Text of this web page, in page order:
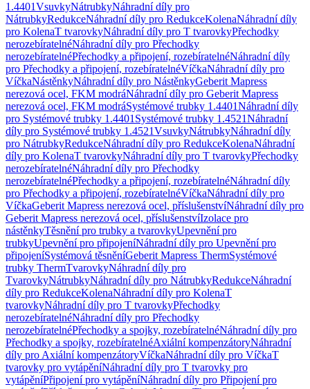
1.4401VsuvkyNátrubkyNáhradní díly pro
NátrubkyRedukceNáhradní díly pro RedukceKolenaNáhradní díly
pro KolenaT tvarovkyNáhradní díly pro T tvarovkyPřechodky
nerozebíratelnéNáhradní díly pro Přechodky
nerozebíratelnéPřechodky a připojení, rozebíratelnéNáhradní díly
pro Přechodky a připojení, rozebíratelnéVíčkaNáhradní díly pro
VíčkaNástěnkyNáhradní díly pro NástěnkyGeberit Mapress
nerezová ocel, FKM modráNáhradní díly pro Geberit Mapress
nerezová ocel, FKM modráSystémové trubky 1.4401Náhradní díly
pro Systémové trubky 1.4401 Systémové trubky 1.4521Náhradní
díly pro Systémové trubky 1.4521VsuvkyNátrubkyNáhradní díly
pro NátrubkyRedukceNáhradní díly pro RedukceKolenaNáhradní
díly pro KolenaT tvarovkyNáhradní díly pro T tvarovkyPřechodky
nerozebíratelnéNáhradní díly pro Přechodky
nerozebíratelnéPřechodky a připojení, rozebíratelnéNáhradní díly
pro Přechodky a připojení, rozebíratelnéVíčkaNáhradní díly pro
VíčkaGeberit Mapress nerezová ocel, příslušenstvíNáhradní díly pro
Geberit Mapress nerezová ocel, příslušenstvíIzolace pro
nástěnkyTěsnění pro trubky a tvarovkyUpevnění pro
trubkyUpevnění pro připojeníNáhradní díly pro Upevnění pro
připojeníSystémová těsněníGeberit Mapress ThermSystémové
trubky ThermTvarovkyNáhradní díly pro
TvarovkyNátrubkyNáhradní díly pro NátrubkyRedukceNáhradní
díly pro RedukceKolenaNáhradní díly pro KolenaT
tvarovkyNáhradní díly pro T tvarovkyPřechodky
nerozebíratelnéNáhradní díly pro Přechodky
nerozebíratelnéPřechodky a spojky, rozebíratelnéNáhradní díly pro
Přechodky a spojky, rozebíratelnéAxiální kompenzátoryNáhradní
díly pro Axiální kompenzátoryVíčkaNáhradní díly pro VíčkaT
tvarovky pro vytápěníNáhradní díly pro T tvarovky pro
vytápěníPřipojení pro vytápěníNáhradní díly pro Připojení pro